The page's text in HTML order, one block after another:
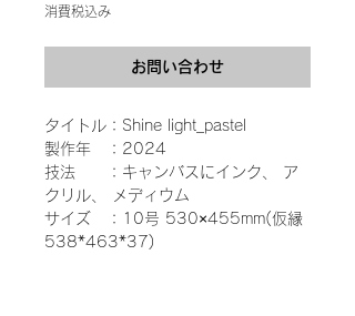
消費税込み
お問い合わせ
タイトル：Shine light_pastel
製作年 ：2024
技法 ：キャンバスにインク、 ア
クリル、 メディウム
サイズ ：10号 530×455mm(仮縁
538*463*37)